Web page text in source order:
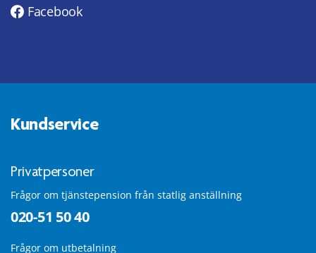
Facebook
Kundservice
Privatpersoner
Frågor om tjänstepension från statlig anställning
020-51 50 40
Frågor om utbetalning